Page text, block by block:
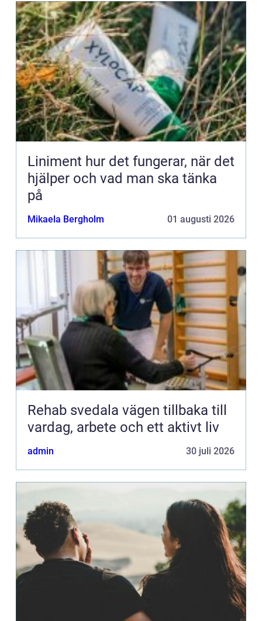
Liniment hur det fungerar, när det
hjälper och vad man ska tänka
på
Mikaela Bergholm 01 augusti 2026
Rehab svedala vägen tillbaka till
vardag, arbete och ett aktivt liv
admin 30 juli 2026